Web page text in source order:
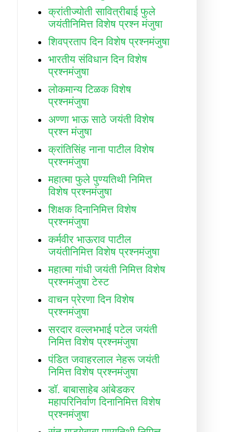
क्रांतीज्योती सावित्रीबाई फुले
जयंतीनिमित्त विशेष प्रश्न मंजुषा
शिवप्रताप दिन विशेष प्रश्नमंजुषा
भारतीय संविधान दिन विशेष
प्रश्नमंजुषा
लोकमान्य टिळक विशेष
प्रश्नमंजुषा
अण्णा भाऊ साठे जयंती विशेष
प्रश्न मंजुषा
क्रांतिसिंह नाना पाटील विशेष
प्रश्नमंजुषा
महात्मा फुले पुण्यतिथी निमित्त
विशेष प्रश्नमंजुषा
शिक्षक दिनानिमित्त विशेष
प्रश्नमंजुषा
कर्मवीर भाऊराव पाटील
जयंतीनिमित्त विशेष प्रश्नमंजुषा
महात्मा गांधी जयंती निमित्त विशेष
प्रश्नमंजुषा टेस्ट
वाचन प्रेरणा दिन विशेष
प्रश्नमंजुषा
सरदार वल्लभभाई पटेल जयंती
निमित्त विशेष प्रश्नमंजुषा
पंडित जवाहरलाल नेहरू जयंती
निमित्त विशेष प्रश्नमंजुषा
डॉ. बाबासाहेब आंबेडकर
महापरिनिर्वाण दिनानिमित्त विशेष
प्रश्नमंजुषा